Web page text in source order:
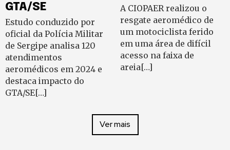
GTA/SE
Estudo conduzido por
oficial da Polícia Militar
de Sergipe analisa 120
atendimentos
aeromédicos em 2024 e
destaca impacto do
GTA/SE[…]
A CIOPAER realizou o
resgate aeromédico de
um motociclista ferido
em uma área de difícil
acesso na faixa de
areia[…]
Ver mais